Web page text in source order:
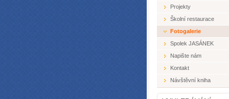
Projekty
Školní restaurace
Fotogalerie
Spolek JASÁNEK
Napište nám
Kontakt
Návštěvní kniha